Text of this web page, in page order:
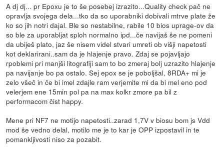
A dj dj... pr Epoxu je to še posebej izrazito...Quality check pač ne
opravlja svojega dela...tko da so uporabniki dobivali mtrve plate že
ko so jih notri dajal. Ble so nestabilne, rabile 10 bios uprage-ov da
so ble za uporabljat sploh normalno ipd...če navijaš še ne pomeni
da ubiješ plato, jaz še nisem videl stvari umreti ob višji napetosti
kot deklarirani..sam da je hlajenje pravo. Zdaj se pojavljajo
rpoblemi pri manjši litografiji sam to bo zmeraj bolj uzrazito hlajenje
pa navijanje bo pa ostalo. Sej epox se je poboljšal, 8RDA+ mi je
zelo všeč in če bi imel zdajle ram verjemite mi da bi mel eno pod
velerjem ene 15min pol pa na max kolkr zmore pa bil z
performacom čist happy.
Mene pri NF7 ne motijo napetosti..zarad 1,7V v biosu bom js Vdd
mod še vedno delal, motilo me je to kar je OPP izpostavil in te
pomankljivosti niso za pozabit.